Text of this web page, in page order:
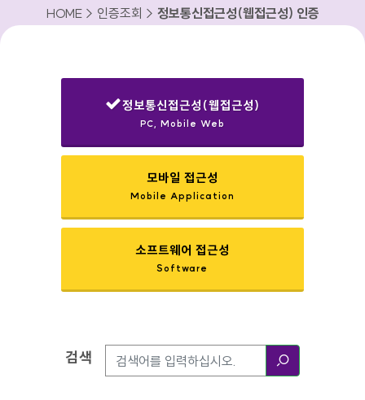
HOME > 인증조회 > 정보통신접근성(웹접근성) 인증
정보통신접근성(웹접근성)
PC, Mobile Web
모바일 접근성
Mobile Application
소프트웨어 접근성
Software
검색옵션
검색